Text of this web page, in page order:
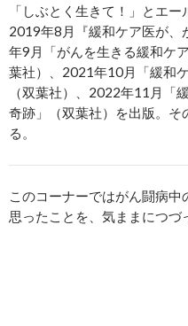
「しぶとく生きて！」とエ
2019年8月『緩和ケア医が
年9月「がんを生きる緩和ケ
葉社）、2021年10月「緩和
（双葉社）、2022年11月
奇跡」（双葉社）を出版。そ
る。
このコーナーではがん闘病
思ったことを、気ままにつづ